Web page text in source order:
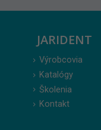
JARIDENT
Výrobcovia
Katalógy
Školenia
Kontakt